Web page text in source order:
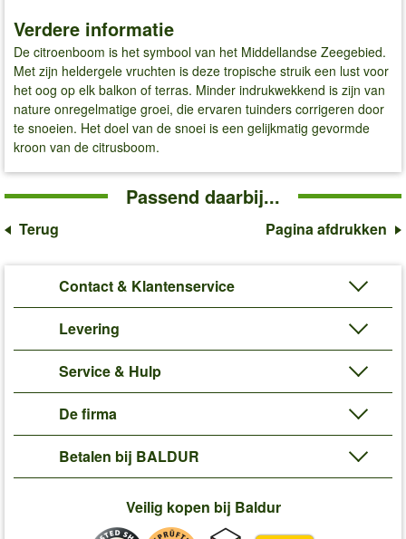
Verdere informatie
De citroenboom is het symbool van het Middellandse Zeegebied.
Met zijn heldergele vruchten is deze tropische struik een lust voor
het oog op elk balkon of terras. Minder indrukwekkend is zijn van
nature onregelmatige groei, die ervaren tuinders corrigeren door
te snoeien. Het doel van de snoei is een gelijkmatig gevormde
kroon van de citrusboom.
Passend daarbij...
Terug Pagina afdrukken
Contact & Klantenservice
Levering
Service & Hulp
De firma
Betalen bij BALDUR
Veilig kopen bij Baldur